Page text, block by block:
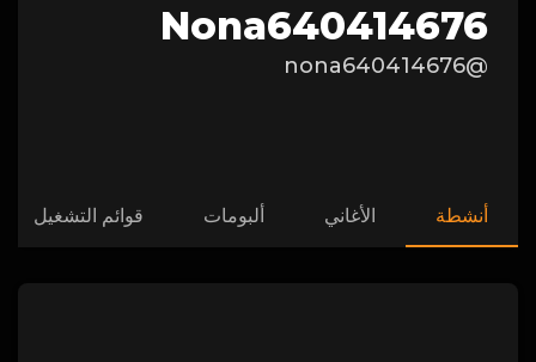
Nona640414676
@nona640414676
أنشطة الأغاني ألبومات قوائم التشغيل